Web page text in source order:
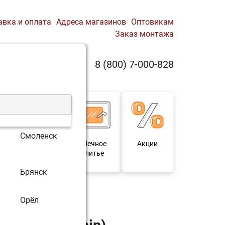
Смоленск
Брянск
Орёл
и оплата Адреса магазинов Оптовикам
Заказ монтажа
8 (800) 7-000-828
Печное
литье
Акции